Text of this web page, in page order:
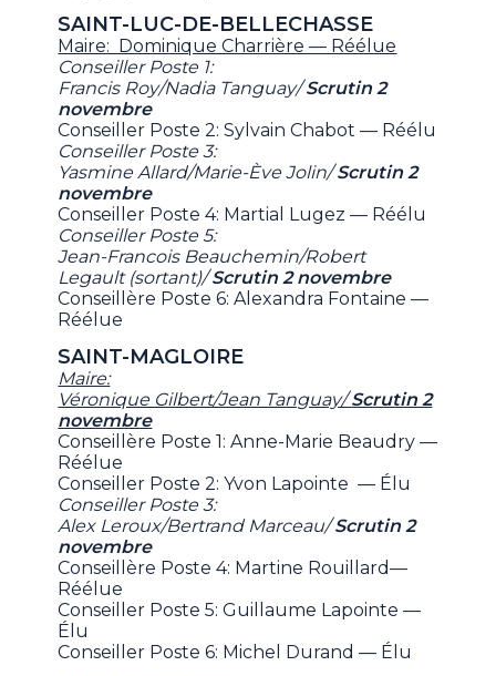
SAINT-LUC-DE-BELLECHASSE
Maire: Dominique Charrière — Réélue
Conseiller Poste 1:
Francis Roy/Nadia Tanguay/Scrutin 2
novembre
Conseiller Poste 2: Sylvain Chabot — Réélu
Conseiller Poste 3:
Yasmine Allard/Marie-Ève Jolin/Scrutin 2
novembre
Conseiller Poste 4: Martial Lugez — Réélu
Conseiller Poste 5:
Jean-Francois Beauchemin/Robert
Legault (sortant)/Scrutin 2 novembre
Conseillère Poste 6: Alexandra Fontaine —
Réélue
SAINT-MAGLOIRE
Maire:
Véronique Gilbert/Jean Tanguay/Scrutin 2
novembre
Conseillère Poste 1: Anne-Marie Beaudry —
Réélue
Conseiller Poste 2: Yvon Lapointe — Élu
Conseiller Poste 3:
Alex Leroux/Bertrand Marceau/Scrutin 2
novembre
Conseillère Poste 4: Martine Rouillard—
Réélue
Conseiller Poste 5: Guillaume Lapointe —
Élu
Conseiller Poste 6: Michel Durand — Élu